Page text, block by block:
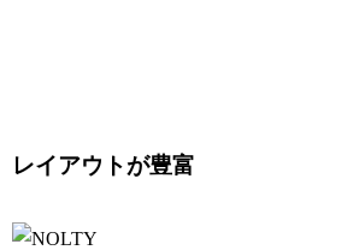
レイアウトが豊富